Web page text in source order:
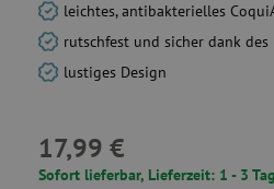
leichtes, antibakterielles
rutschfest und sicher dank des
lustiges Design
17,99 €
Sofort lieferbar, Lieferzeit: 1 - 3